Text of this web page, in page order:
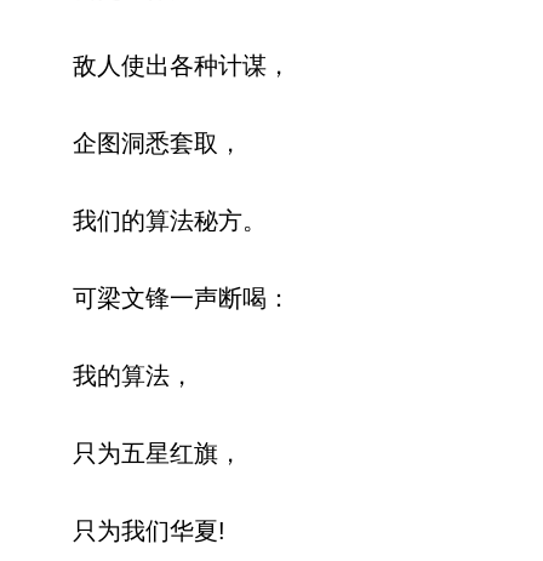
敌人使出各种计谋，
企图洞悉套取，
我们的算法秘方。
可梁文锋一声断喝：
我的算法，
只为五星红旗，
只为我们华夏!